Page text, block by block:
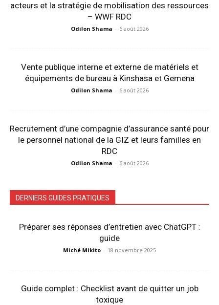
acteurs et la stratégie de mobilisation des ressources
– WWF RDC
Odilon Shama - 6 août 2026
Vente publique interne et externe de matériels et
équipements de bureau à Kinshasa et Gemena
Odilon Shama - 6 août 2026
Recrutement d’une compagnie d’assurance santé pour
le personnel national de la GIZ et leurs familles en
RDC
Odilon Shama - 6 août 2026
DERNIERS GUIDES PRATIQUES
Préparer ses réponses d’entretien avec ChatGPT :
guide
Miché Mikito - 18 novembre 2025
Guide complet : Checklist avant de quitter un job
toxique